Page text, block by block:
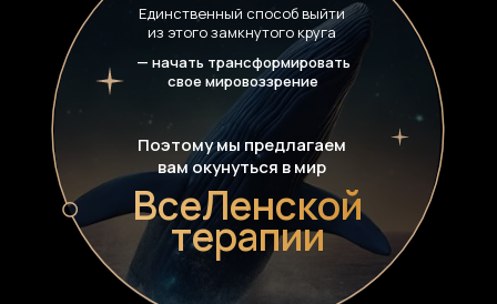
ВсeЛенской
терапии
Поэтому мы предлагаем
вам окунуться в мир
Единственный способ выйти
из этого замкнутого круга
— начать трансформировать
свое мировоззрение